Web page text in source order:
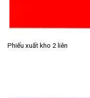
Phiếu xuất kho 2 liên